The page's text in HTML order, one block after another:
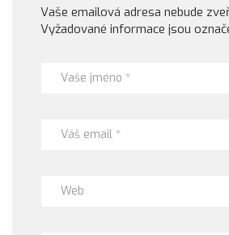
Vaše emailová adresa nebude
Vyžadované informace jsou